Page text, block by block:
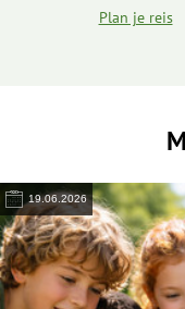
Plan je reis
19.06.2026